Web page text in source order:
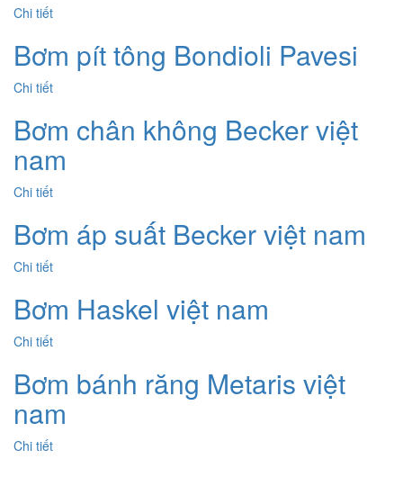
Chi tiết
Bơm pít tông Bondioli Pavesi
Chi tiết
Bơm chân không Becker việt
nam
Chi tiết
Bơm áp suất Becker việt nam
Chi tiết
Bơm Haskel việt nam
Chi tiết
Bơm bánh răng Metaris việt
nam
Chi tiết